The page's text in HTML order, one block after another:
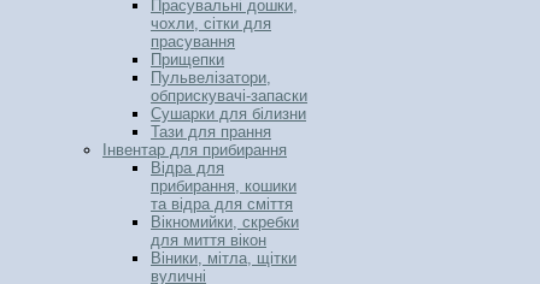
Прасувальні дошки,
чохли, сітки для
прасування
Прищепки
Пульвелізатори,
обприскувачі-запаски
Сушарки для білизни
Тази для прання
Інвентар для прибирання
Відра для
прибирання, кошики
та відра для сміття
Вікномийки, скребки
для миття вікон
Віники, мітла, щітки
вуличні